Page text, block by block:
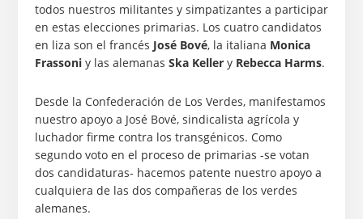
todos nuestros militantes y simpatizantes a participar
en estas elecciones primarias. Los cuatro candidatos
en liza son el francés José Bové, la italiana Monica
Frassoniy las alemanas Ska Kellery Rebecca Harms.
Desde la Confederación de Los Verdes, manifestamos
nuestro apoyo a José Bové, sindicalista agrícola y
luchador firme contra los transgénicos. Como
segundo voto en el proceso de primarias -se votan
dos candidaturas- hacemos patente nuestro apoyo a
cualquiera de las dos compañeras de los verdes
alemanes.